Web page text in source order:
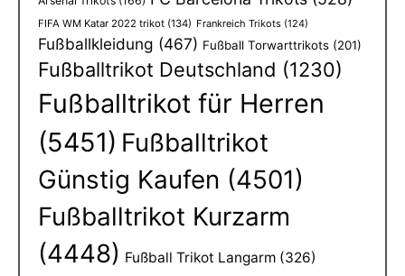
FIFA WM Katar 2022 trikot (134) Frankreich Trikots (124)
Fußballkleidung (467) Fußball Torwarttrikots (201)
Fußballtrikot Deutschland (1230)
Fußballtrikot für Herren
(5451) Fußballtrikot
Günstig Kaufen (4501)
Fußballtrikot Kurzarm
(4448) Fußball Trikot Langarm (326)